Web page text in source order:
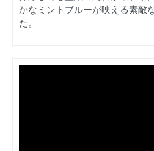
かなミントブルーが映える素敵
た。